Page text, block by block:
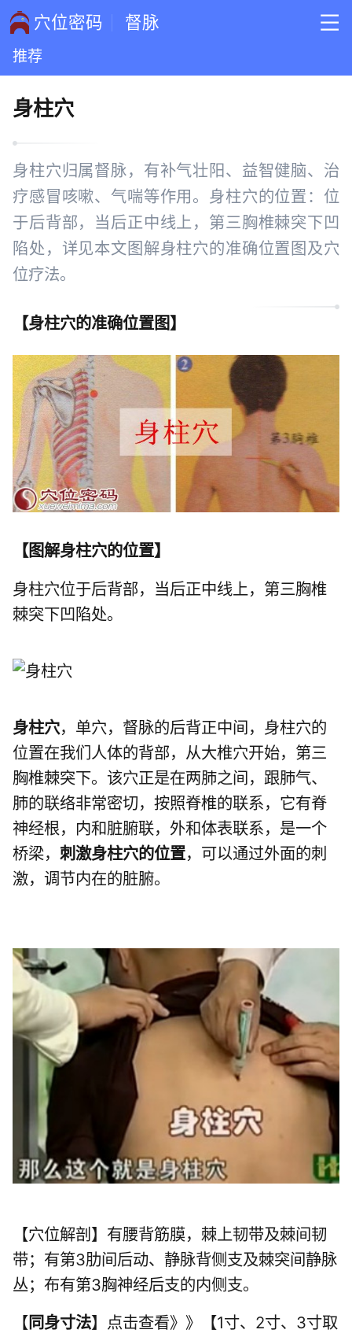
穴位密码 督脉
推荐
身柱穴
身柱穴归属督脉，有补气壮阳、益智健脑、治
疗感冒咳嗽、气喘等作用。身柱穴的位置：位
于后背部，当后正中线上，第三胸椎棘突下凹
陷处，详见本文图解身柱穴的准确位置图及穴
位疗法。
【身柱穴的准确位置图】
【 图解身柱穴的位置】
身柱穴位于后背部，当后正中线上，第三胸椎
棘突下凹陷处。
身柱穴，单穴，督脉的后背正中间，身柱穴的
位置在我们人体的背部，从大椎穴开始，第三
胸椎棘突下。该穴正是在两肺之间，跟肺气、
肺的联络非常密切，按照脊椎的联系，它有脊
神经根，内和脏腑联，外和体表联系，是一个
桥梁， 刺激身柱穴的位置，可以通过外面的刺
激，调节内在的脏腑。
【穴位解剖】有腰背筋膜，棘上韧带及棘间韧
带；有第3肋间后动、静脉背侧支及棘突间静脉
丛；布有第3胸神经后支的内侧支。
【 同身寸法】点击查看》》【1寸、2寸、3寸取